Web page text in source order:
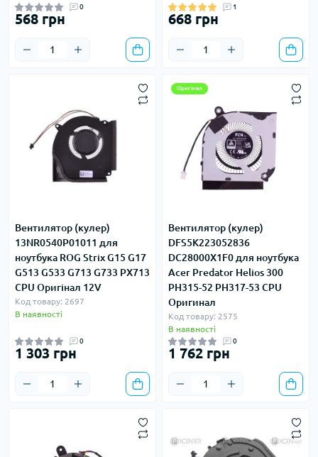
0
568 грн
1
668 грн
Вентилятор (кулер)
13NR0540P01011 для
ноутбука ROG Strix G15 G17
G513 G533 G713 G733 PX713
CPU Оригінал 12V
Код товару: 2697
В наявності
0
1 303 грн
Оригінал
Вентилятор (кулер)
DFS5K223052836
DC28000X1F0 для ноутбука
Acer Predator Helios 300
PH315-52 PH317-53 CPU
Оригинал
Код товару: 2575
В наявності
0
1 762 грн